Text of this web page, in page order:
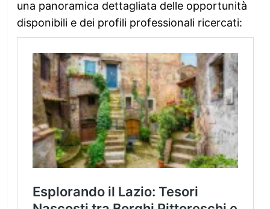
una panoramica dettagliata delle opportunità
disponibili e dei profili professionali ricercati: